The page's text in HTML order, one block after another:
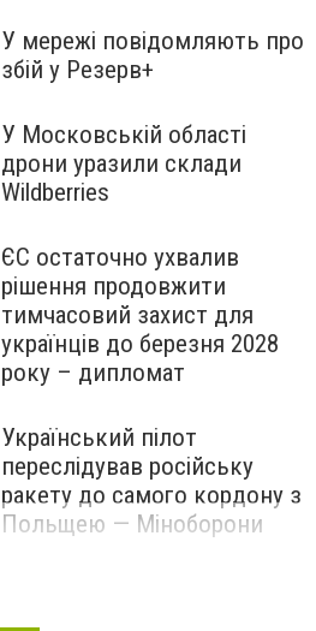
У мережі повідомляють про
збій у Резерв+
У Московській області
дрони уразили склади
Wildberries
ЄС остаточно ухвалив
рішення продовжити
тимчасовий захист для
українців до березня 2028
року – дипломат
Український пілот
переслідував російську
ракету до самого кордону з
Польщею — Міноборони